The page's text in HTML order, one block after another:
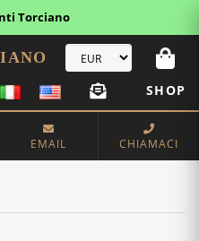
Torciano
SHOP
EMAIL CHIAMACI